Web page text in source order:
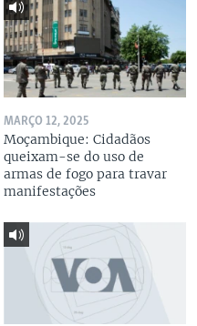
MARÇO 12, 2025
Moçambique: Cidadãos
queixam-se do uso de
armas de fogo para travar
manifestações